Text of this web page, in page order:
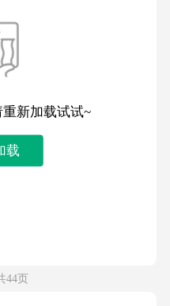
新加载试试~
载
44页